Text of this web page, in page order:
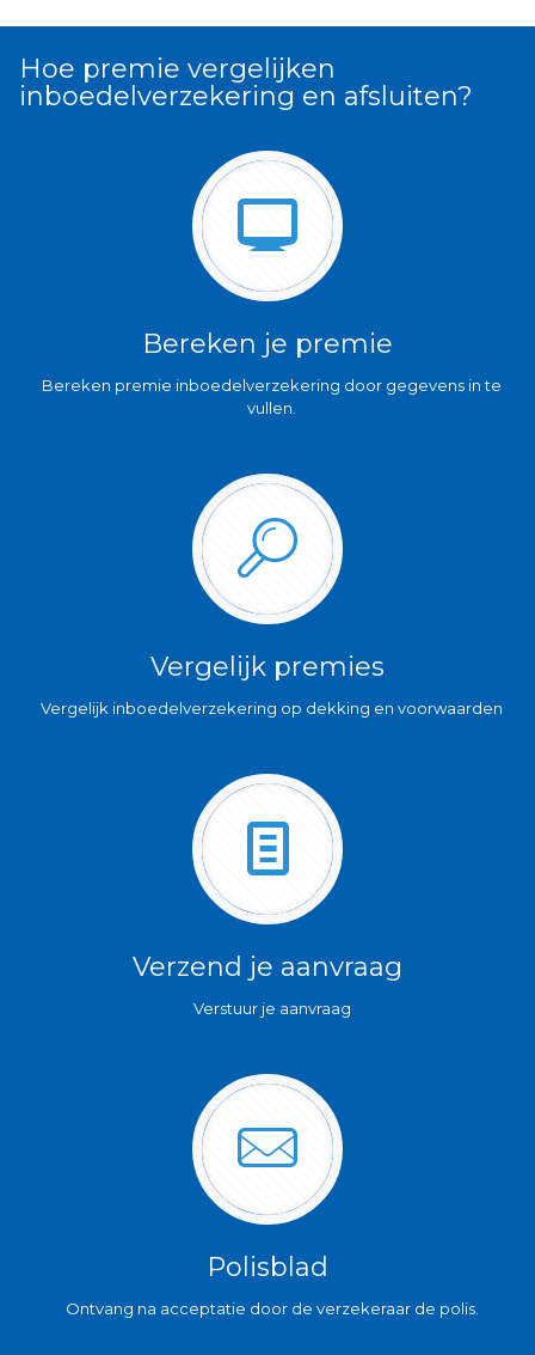
Hoe premie vergelijken
inboedelverzekering en afsluiten?
Bereken je premie
Bereken premie inboedelverzekering door gegevens in te
vullen.
Vergelijk premies
Vergelijk inboedelverzekering op dekking en voorwaarden
Verzend je aanvraag
Verstuur je aanvraag
Polisblad
Ontvang na acceptatie door de verzekeraar de polis.